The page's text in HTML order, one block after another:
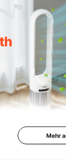
Mehr